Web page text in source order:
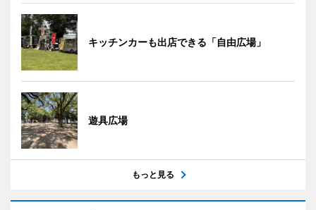
キッチンカーも出店できる「自由広場」
遊具広場
もっと見る